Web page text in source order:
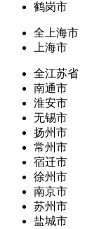
鹤岗市
全上海市
上海市
全江苏省
南通市
淮安市
无锡市
扬州市
常州市
宿迁市
徐州市
南京市
苏州市
盐城市